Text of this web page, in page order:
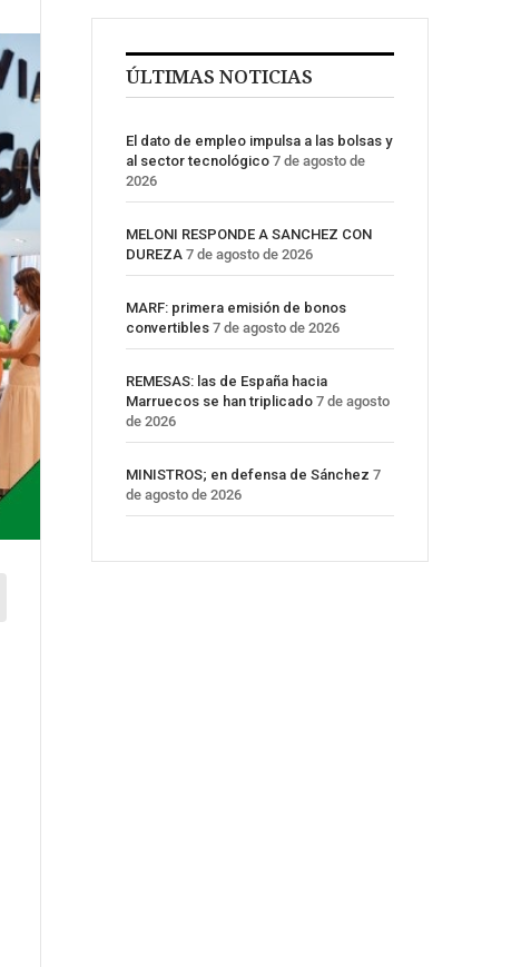
ÚLTIMAS NOTICIAS
El dato de empleo impulsa a las bolsas y
al sector tecnológico 7 de agosto de
2026
MELONI RESPONDE A SANCHEZ CON
DUREZA 7 de agosto de 2026
MARF: primera emisión de bonos
convertibles 7 de agosto de 2026
REMESAS: las de España hacia
Marruecos se han triplicado 7 de agosto
de 2026
MINISTROS; en defensa de Sánchez 7
de agosto de 2026